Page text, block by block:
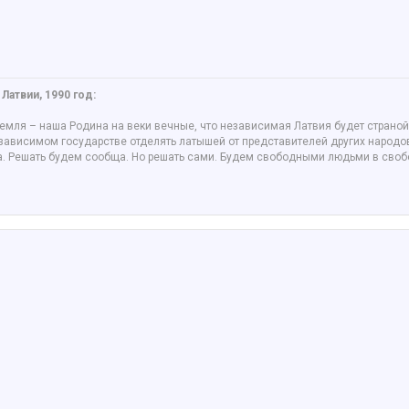
1990 год:
– наша Родина на веки вечные, что независимая Латвия будет
государстве отделять латышей от представителей других
Решать будем сообща. Но решать сами. Будем свободными людьми в